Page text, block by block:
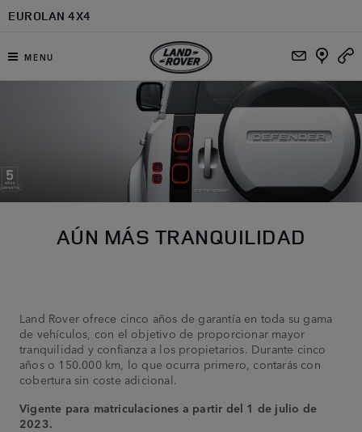
Ir al contenido principal
EUROLAN 4X4
MENU
AÚN MÁS TRANQUILIDAD
Land Rover ofrece cinco años de garantía en toda su gama
de vehículos, con el objetivo de proporcionar mayor
tranquilidad y confianza a los propietarios. Durante cinco
años o 150.000 km, lo que ocurra primero, contarás con
cobertura sin coste adicional.
Vigente para matriculaciones a partir del 1 de julio de
2023.